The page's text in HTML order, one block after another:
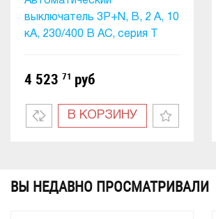
выключатель 3P+N, B, 2 А, 10
кА, 230/400 В AC, серия Т
4 523 71 руб
В КОРЗИНУ
ВЫ НЕДАВНО ПРОСМАТРИВАЛИ